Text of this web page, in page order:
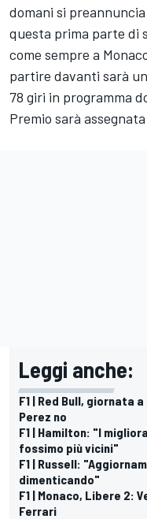
domani si
questa prima parte di
come sempre a
partire davanti sarà
78 giri in programma
Premio sarà
Leggi anche:
F1 | Red Bull, giornata
Perez no
F1 | Hamilton: "I
fossimo più vicini"
F1 | Russell:
dimenticando"
F1 | Monaco, Libere 2:
Ferrari